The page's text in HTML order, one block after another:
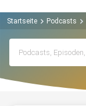
Startseite Podcasts